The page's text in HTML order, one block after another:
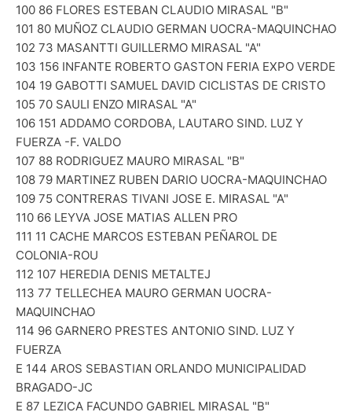
100 86 FLORES ESTEBAN CLAUDIO MIRASAL "B"
101 80 MUÑOZ CLAUDIO GERMAN UOCRA-MAQUINCHAO
102 73 MASANTTI GUILLERMO MIRASAL "A"
103 156 INFANTE ROBERTO GASTON FERIA EXPO VERDE
104 19 GABOTTI SAMUEL DAVID CICLISTAS DE CRISTO
105 70 SAULI ENZO MIRASAL "A"
106 151 ADDAMO CORDOBA, LAUTARO SIND. LUZ Y
FUERZA -F. VALDO
107 88 RODRIGUEZ MAURO MIRASAL "B"
108 79 MARTINEZ RUBEN DARIO UOCRA-MAQUINCHAO
109 75 CONTRERAS TIVANI JOSE E. MIRASAL "A"
110 66 LEYVA JOSE MATIAS ALLEN PRO
111 11 CACHE MARCOS ESTEBAN PEÑAROL DE
COLONIA-ROU
112 107 HEREDIA DENIS METALTEJ
113 77 TELLECHEA MAURO GERMAN UOCRA-
MAQUINCHAO
114 96 GARNERO PRESTES ANTONIO SIND. LUZ Y
FUERZA
E 144 AROS SEBASTIAN ORLANDO MUNICIPALIDAD
BRAGADO-JC
E 87 LEZICA FACUNDO GABRIEL MIRASAL "B"